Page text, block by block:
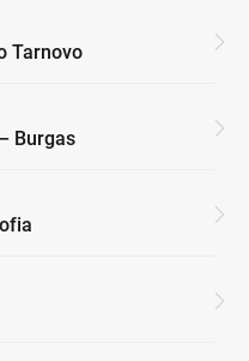
Tarnovo
Burgas